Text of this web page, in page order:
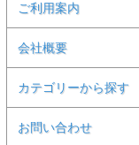
ご利用案内
会社概要
カテゴリーから探す
お問い合わせ